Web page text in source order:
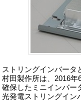
ストリングインバータ
村田製作所は、2016
確保したミニインバー
光発電ストリングイン